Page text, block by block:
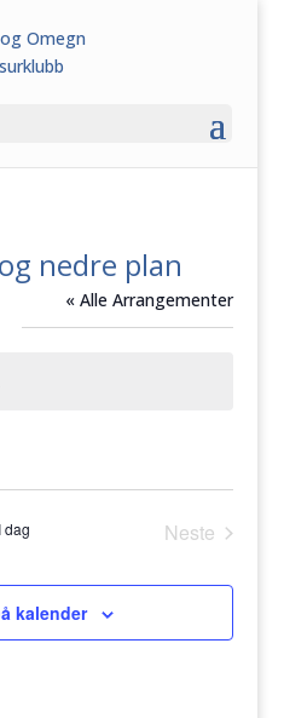
nedre plan
« Alle Arrangementer
I dag
Neste
kalender